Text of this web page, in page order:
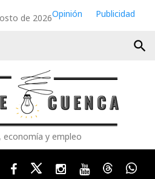
de 2026Opinión
Publicidad
search
economía y empleo
FacebookTwitterInstagram
YoutubeThreads